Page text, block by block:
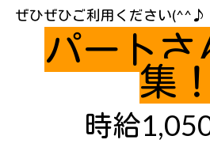
ぜひぜひご利用ください(^^♪
パートさ
集！
時給